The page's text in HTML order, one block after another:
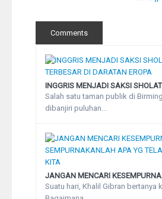
Comments
INGGRIS MENJADI SAKSI
Salah satu taman publik di
dibanjiri puluhan...
JANGAN MENCARI
Suatu hari, Khalil Gibran bertanya